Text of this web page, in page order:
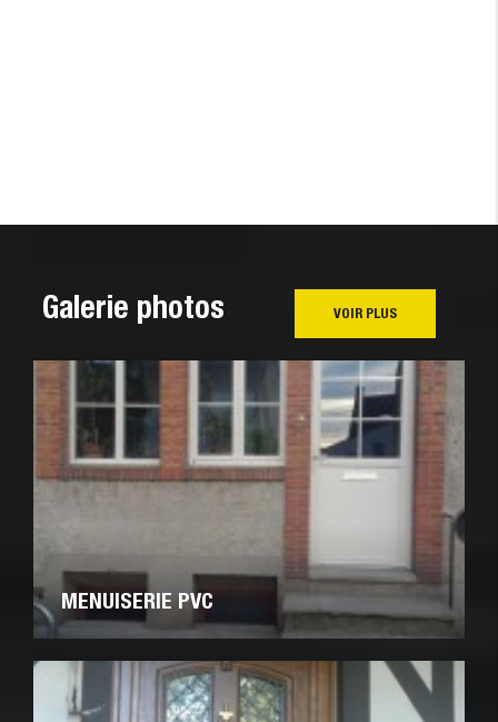
Galerie photos VOIR PLUS
MENUISERIE PVC